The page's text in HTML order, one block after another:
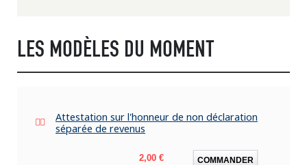
LES MODÈLES DU MOMENT
Attestation sur l'honneur de non déclaration
séparée de revenus
Prix
2,00 € COMMANDER